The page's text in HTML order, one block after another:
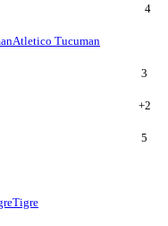
4
Atletico Tucuman
3
+2
5
Tigre